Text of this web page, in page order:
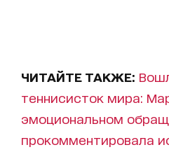
ЧИТАЙТЕ ТАКЖЕ:
теннисисток мира:
эмоциональном
прокомментировала